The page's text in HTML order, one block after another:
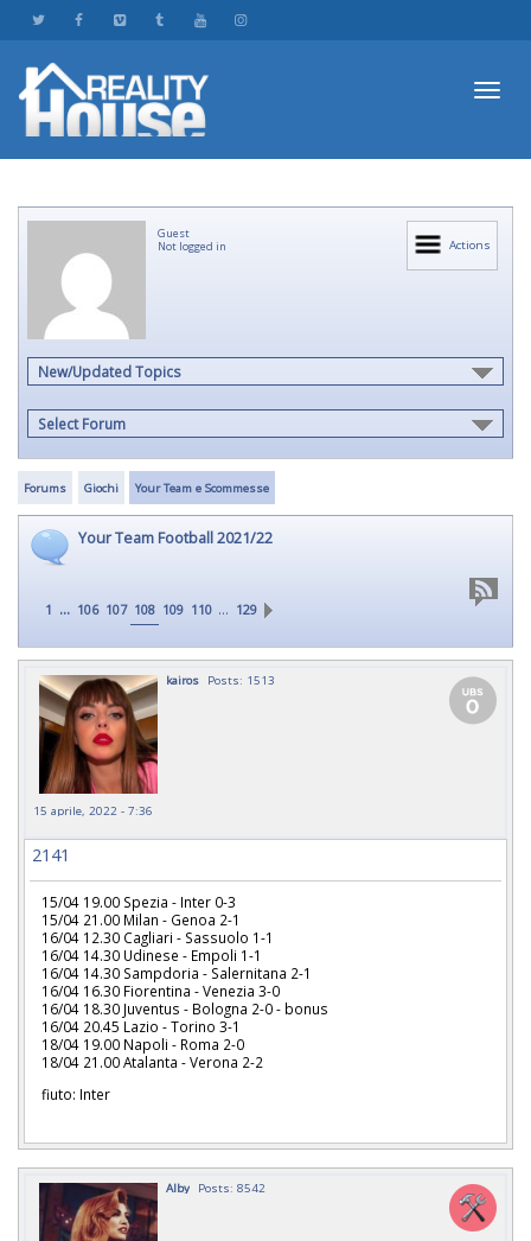
Actions
Guest
Not logged in
New/Updated Topics
Select Forum
Forums Giochi Your Team e Scommesse
Your Team Football 2021/22
1 ... 106 107 108 109 110 … 129
kairos Posts: 1513
15 aprile, 2022 - 7:36
2141
15/04 19.00 Spezia - Inter 0-3
15/04 21.00 Milan - Genoa 2-1
16/04 12.30 Cagliari - Sassuolo 1-1
16/04 14.30 Udinese - Empoli 1-1
16/04 14.30 Sampdoria - Salernitana 2-1
16/04 16.30 Fiorentina - Venezia 3-0
16/04 18.30 Juventus - Bologna 2-0 - bonus
16/04 20.45 Lazio - Torino 3-1
18/04 19.00 Napoli - Roma 2-0
18/04 21.00 Atalanta - Verona 2-2
fiuto: Inter
Alby Posts: 8542